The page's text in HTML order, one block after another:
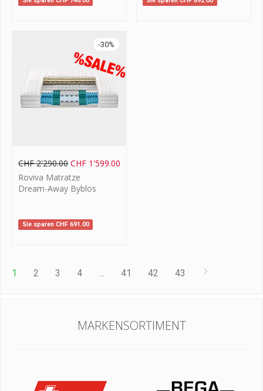
-30%
Roviva Matratze
Dream-Away Byblos
Sie sparen CHF691.00
CHF2'290.00 CHF 1'599.00
1 2 3 4 41 42 43
MARKENSORTIMENT